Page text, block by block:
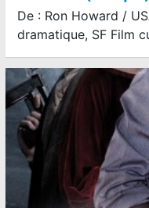
De : Ron Howard /
dramatique, SF Film